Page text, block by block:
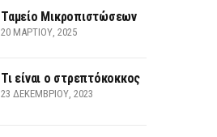
Ταμείο Μικροπιστώσεων
20 ΜΑΡΤΊΟΥ, 2025
Τι είναι ο στρεπτόκοκκος
23 ΔΕΚΕΜΒΡΊΟΥ, 2023